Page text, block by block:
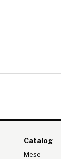
Catalog
Mese